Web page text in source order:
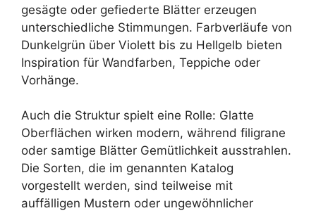
gesägte oder gefiederte Blätter erzeugen
unterschiedliche Stimmungen. Farbverläufe von
Dunkelgrün über Violett bis zu Hellgelb bieten
Inspiration für Wandfarben, Teppiche oder
Vorhänge.
Auch die Struktur spielt eine Rolle: Glatte
Oberflächen wirken modern, während filigrane
oder samtige Blätter Gemütlichkeit ausstrahlen.
Die Sorten, die im genannten Katalog
vorgestellt werden, sind teilweise mit
auffälligen Mustern oder ungewöhnlicher